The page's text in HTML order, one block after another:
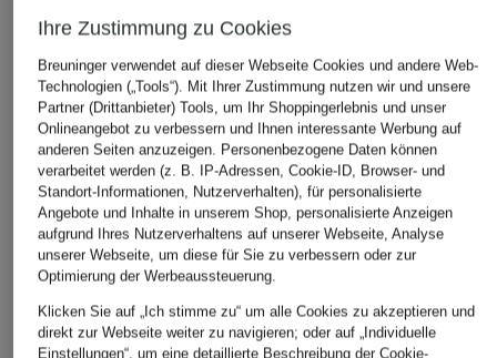
129,99 €
Bestpreis:110,49 €
Ursprünglich:170 €
Bestpreis:
Ursprünglich:
ÄHNLICHE ARTIKEL ENTDECKEN
Ihre Zustimmung zu Cookies
Breuninger verwendet auf dieser Webseite Cookies und andere Web-
Technologien („Tools“). Mit Ihrer Zustimmung nutzen wir und unsere
Partner (Drittanbieter) Tools, um Ihr Shoppingerlebnis und unser
Onlineangebot zu verbessern und Ihnen interessante Werbung auf
anderen Seiten anzuzeigen. Personenbezogene Daten können
verarbeitet werden (z. B. IP-Adressen, Cookie-ID, Browser- und
Standort-Informationen, Nutzerverhalten), für personalisierte
Angebote und Inhalte in unserem Shop, personalisierte Anzeigen
aufgrund Ihres Nutzerverhaltens auf unserer Webseite, Analyse
unserer Webseite, um diese für Sie zu verbessern oder zur
Optimierung der Werbeaussteuerung.
Klicken Sie auf „Ich stimme zu“ um alle Cookies zu akzeptieren und
direkt zur Webseite weiter zu navigieren; oder auf „Individuelle
Einstellungen“, um eine detaillierte Beschreibung der Cookie-